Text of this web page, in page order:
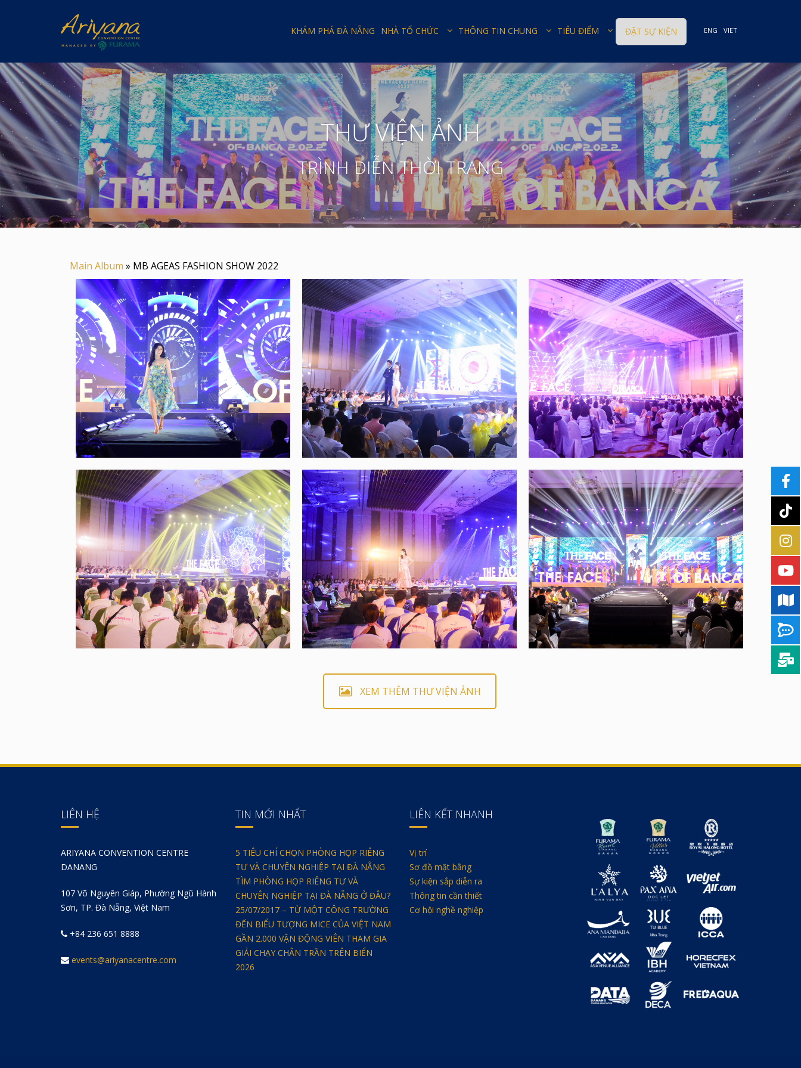
KHÁM PHÁ ĐÀ NẴNG NHÀ TỔ CHỨC THÔNG TIN CHUNG TIÊU ĐIỂM ĐẶT SỰ KIỆN ENG VIET
THƯ VIỆN ẢNH
TRÌNH DIỄN THỜI TRANG
Main Album » MB AGEAS FASHION SHOW 2022
XEM THÊM THƯ VIỆN ẢNH
LIÊN HỆ
ARIYANA CONVENTION CENTRE
DANANG
107 Võ Nguyên Giáp, Phường Ngũ Hành
Sơn, TP. Đà Nẵng, Việt Nam
+84 236 651 8888
events@ariyanacentre.com
TIN MỚI NHẤT
5 TIÊU CHÍ CHỌN PHÒNG HỌP RIÊNG
TƯ VÀ CHUYÊN NGHIỆP TẠI ĐÀ NẴNG
TÌM PHÒNG HỌP RIÊNG TƯ VÀ
CHUYÊN NGHIỆP TẠI ĐÀ NẴNG Ở ĐÂU?
25/07/2017 – TỪ MỘT CÔNG TRƯỜNG
ĐẾN BIỂU TƯỢNG MICE CỦA VIỆT NAM
GẦN 2.000 VẬN ĐỘNG VIÊN THAM GIA
GIẢI CHẠY CHÂN TRẦN TRÊN BIỂN
2026
LIÊN KẾT NHANH
Vị trí
Sơ đồ mặt bằng
Sự kiện sắp diễn ra
Thông tin cần thiết
Cơ hội nghề nghiệp